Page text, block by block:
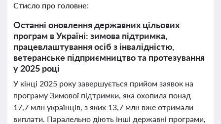
Стисло про головне:
Останні оновлення державних цільових
програм в Україні: зимова підтримка,
працевлаштування осіб з інвалідністю,
ветеранське підприємництво та протезування
у 2025 році
У кінці 2025 року завершується прийом заявок на
програму Зимової підтримки, яка охопила понад
17,7 млн українців, з яких 13,7 млн вже отримали
виплати. Паралельно діють інші державні програми,